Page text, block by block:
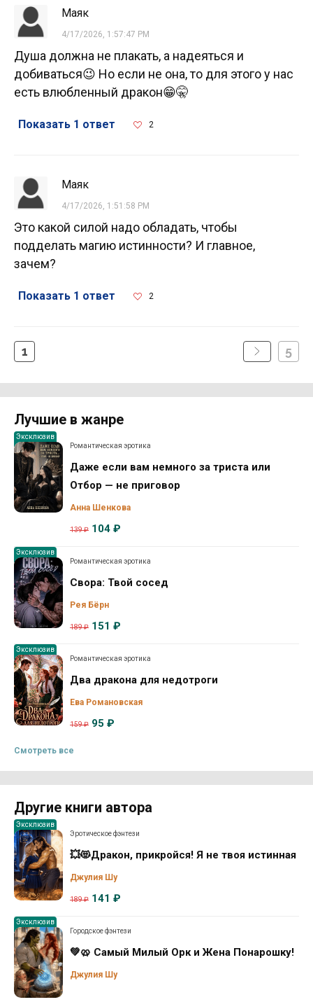
Маяк
4/17/2026, 1:57:47 PM
Душа должна не плакать, а надеяться и
добиваться😉 Но если не она, то для этого у нас
есть влюбленный дракон😁🤫
Показать 1 ответ 2
Маяк
4/17/2026, 1:51:58 PM
Это какой силой надо обладать, чтобы
подделать магию истинности? И главное,
зачем?
Показать 1 ответ 2
1 5
Лучшие в жанре
Эксклюзив
Романтическая эротика
Даже если вам немного за триста или
Отбор — не приговор
Анна Шенкова
139 ₽ 104 ₽
Эксклюзив
Романтическая эротика
Свора: Твой сосед
Рея Бёрн
189 ₽ 151 ₽
Эксклюзив
Романтическая эротика
Два дракона для недотроги
Ева Романовская
159 ₽ 95 ₽
Смотреть все
Другие книги автора
Эксклюзив
Эротическое фэнтези
💥😻Дракон, прикройся! Я не твоя истинная
Джулия Шу
189 ₽ 141 ₽
Эксклюзив
Городское фэнтези
💚🥨 Самый Милый Орк и Жена Понарошку!
Джулия Шу